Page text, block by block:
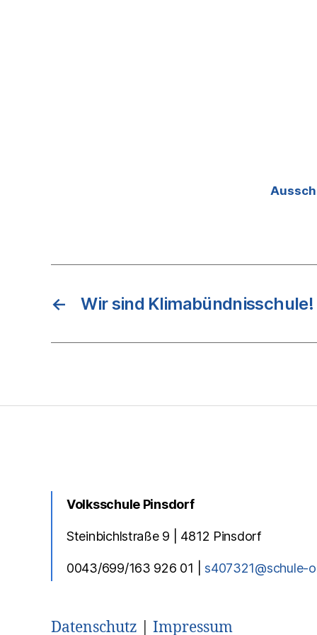
← Wir sind Klimabündnisschule!
Volksschule Pinsdorf
Steinbichlstraße 9 | 4812 Pinsdorf
0043/699/163 926 01 |s407321@schule-
Datenschutz Impressum